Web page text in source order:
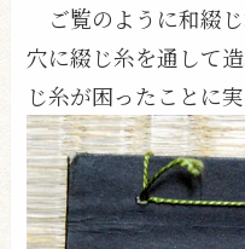
ご覧のように和綴
穴に綴じ糸を通して
じ糸が困ったことに